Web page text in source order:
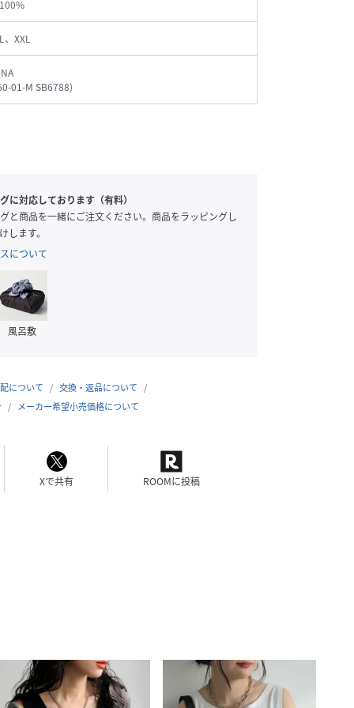
、XXL
01-M SB6788)
に対応しております（有料）
と商品を一緒にご注文ください。商品をラッピングし
します。
について
風呂敷
について
交換・返品について
メーカー希望小売価格について
Xで共有 ROOMに投稿